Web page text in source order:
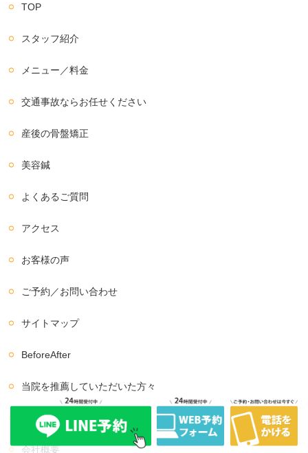
TOP
スタッフ紹介
メニュー／料金
交通事故ならお任せください
産後の骨盤矯正
美容鍼
よくあるご質問
アクセス
お客様の声
ご予約／お問い合わせ
サイトマップ
BeforeAfter
当院を推薦していただいた方々
イベント情報
会社概要